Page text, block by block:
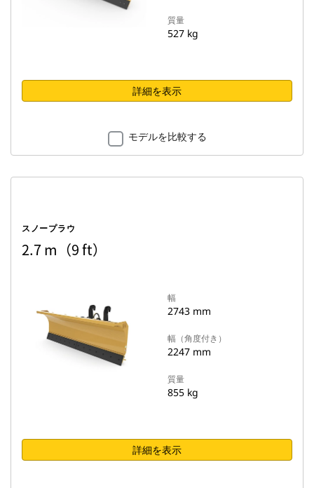
質量
527 kg
詳細を表示
モデルを比較する
スノープラウ
2.7 m（9 ft）
幅
2743 mm
幅（角度付き）
2247 mm
質量
855 kg
詳細を表示